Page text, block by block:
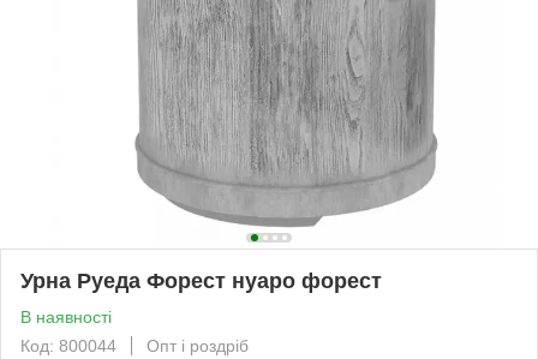
Урна Руеда Форест нуаро форест
В наявності
Код: 800044
Опт і роздріб